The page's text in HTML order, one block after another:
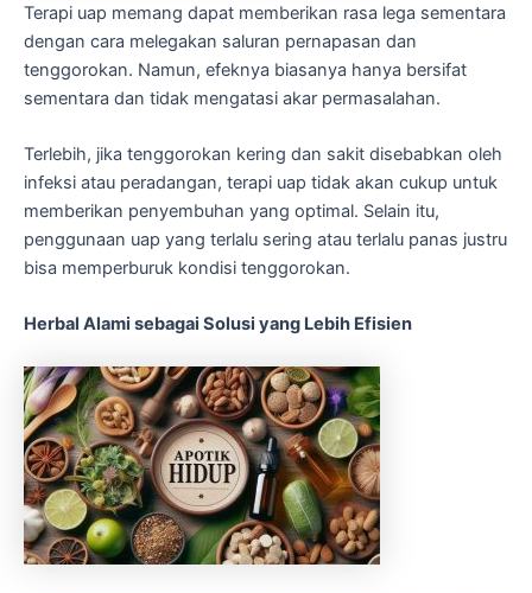
Terapi uap memang dapat memberikan rasa lega sementara
dengan cara melegakan saluran pernapasan dan
tenggorokan. Namun, efeknya biasanya hanya bersifat
sementara dan tidak mengatasi akar permasalahan.
Terlebih, jika tenggorokan kering dan sakit disebabkan oleh
infeksi atau peradangan, terapi uap tidak akan cukup untuk
memberikan penyembuhan yang optimal. Selain itu,
penggunaan uap yang terlalu sering atau terlalu panas justru
bisa memperburuk kondisi tenggorokan.
Herbal Alami sebagai Solusi yang Lebih Efisien